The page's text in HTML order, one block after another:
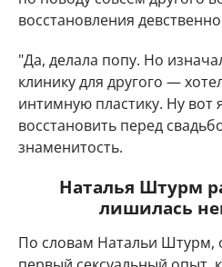
восстановления
"Да, делала попу. Но
клинику для другого —
интимную пластику. Ну вот
восстановить перед
знаменитость.
Наталья Штурм
лишилась
По словам Натальи Штурм,